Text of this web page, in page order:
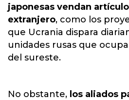
japonesas vendan
extranjero, como los
que Ucrania dispara
unidades rusas que
del sureste.
No obstante, los aliados